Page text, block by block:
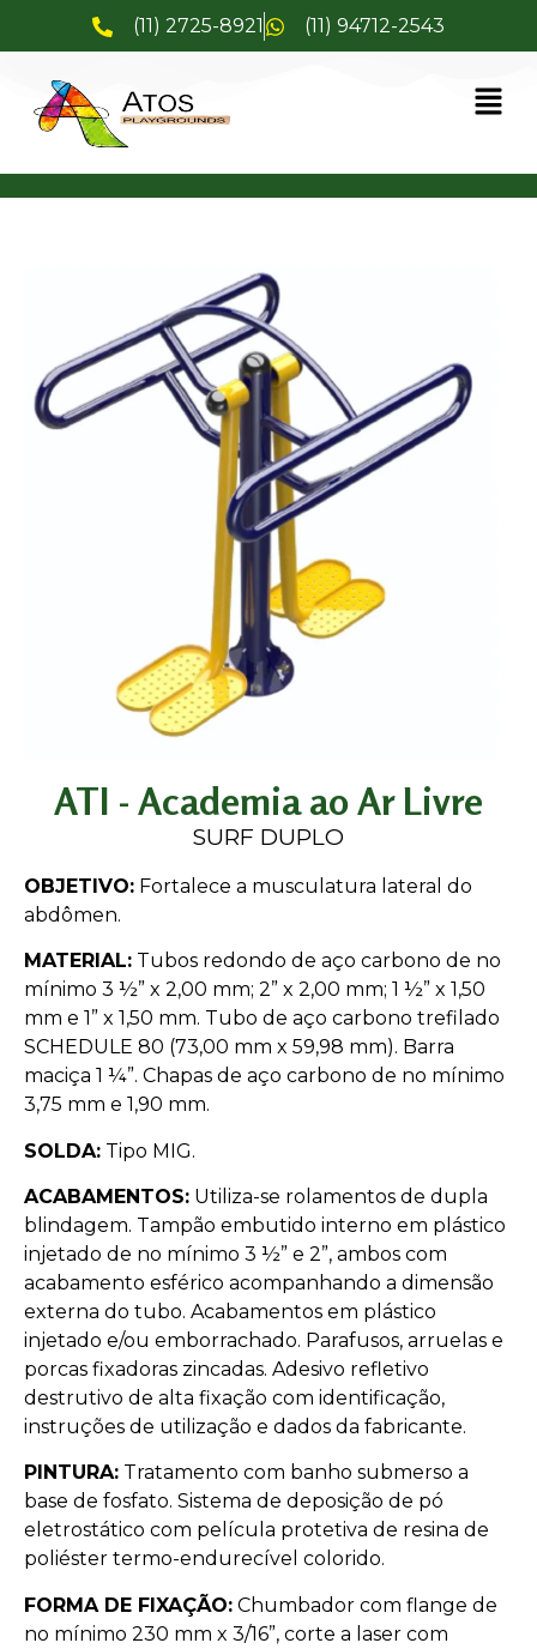
(11) 2725-8921 (11) 94712-2543
ATI - Academia ao Ar Livre
SURF DUPLO
OBJETIVO: Fortalece a musculatura lateral do
abdômen.
MATERIAL: Tubos redondo de aço carbono de no
mínimo 3 ½” x 2,00 mm; 2” x 2,00 mm; 1 ½” x 1,50
mm e 1” x 1,50 mm. Tubo de aço carbono trefilado
SCHEDULE 80 (73,00 mm x 59,98 mm). Barra
maciça 1 ¼”. Chapas de aço carbono de no mínimo
3,75 mm e 1,90 mm.
SOLDA: Tipo MIG.
ACABAMENTOS: Utiliza-se rolamentos de dupla
blindagem. Tampão embutido interno em plástico
injetado de no mínimo 3 ½” e 2”, ambos com
acabamento esférico acompanhando a dimensão
externa do tubo. Acabamentos em plástico
injetado e/ou emborrachado. Parafusos, arruelas e
porcas fixadoras zincadas. Adesivo refletivo
destrutivo de alta fixação com identificação,
instruções de utilização e dados da fabricante.
PINTURA: Tratamento com banho submerso a
base de fosfato. Sistema de deposição de pó
eletrostático com película protetiva de resina de
poliéster termo-endurecível colorido.
FORMA DE FIXAÇÃO: Chumbador com flange de
no mínimo 230 mm x 3/16”, corte a laser com